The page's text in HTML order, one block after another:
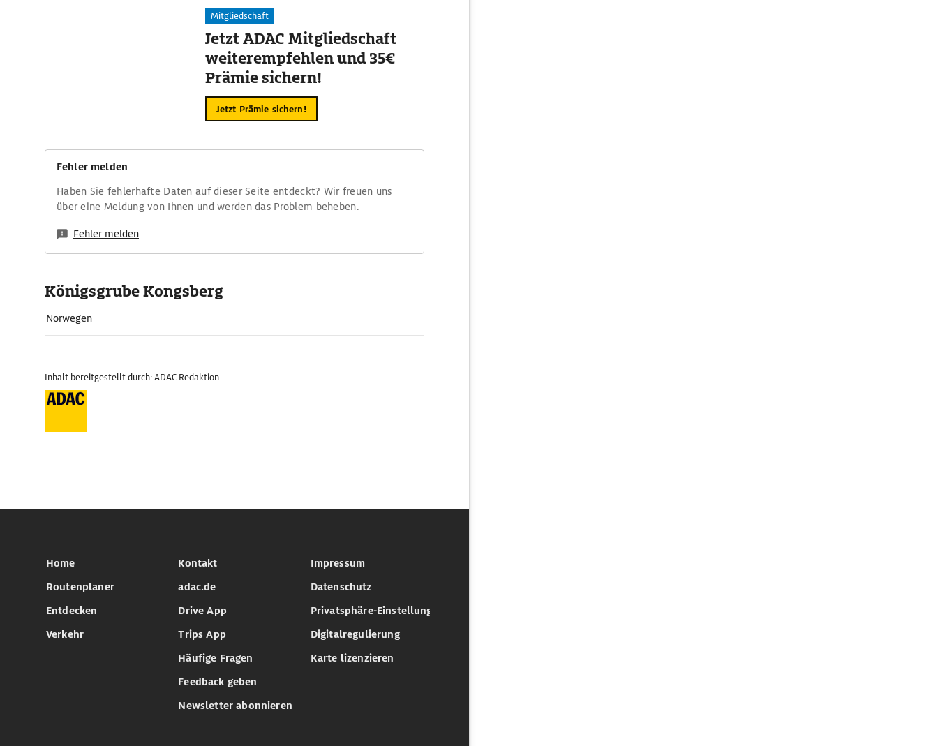
Mitgliedschaft
Jetzt ADAC Mitgliedschaft
weiterempfehlen und 35€
Prämie sichern!
Jetzt Prämie sichern!
Fehler melden
Haben Sie fehlerhafte Daten auf dieser Seite entdeckt? Wir freuen uns
über eine Meldung von Ihnen und werden das Problem beheben.
Fehler melden
Königsgrube Kongsberg
Norwegen
Inhalt bereitgestellt durch: ADAC Redaktion
Home
Routenplaner
Entdecken
Verkehr
Kontakt
adac.de
Drive App
Trips App
Häufige Fragen
Feedback geben
Newsletter abonnieren
Impressum
Datenschutz
Privatsphäre-Einstellungen
Digitalregulierung
Karte lizenzieren